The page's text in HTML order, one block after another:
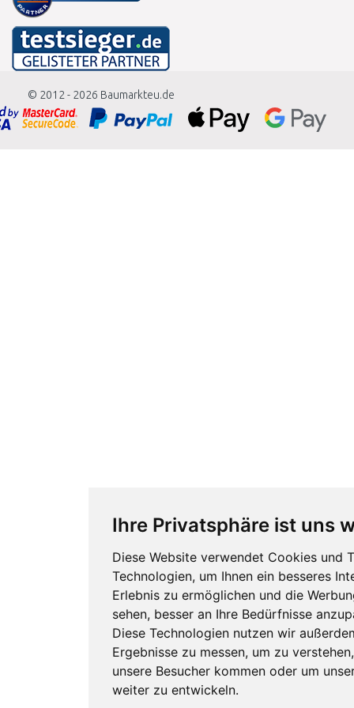
Ihre Privatsphäre ist uns
Diese Website verwendet Cookies und
Technologien, um Ihnen ein besseres
Erlebnis zu ermöglichen und die
sehen, besser an Ihre Bedürfnisse
Diese Technologien nutzen wir
Ergebnisse zu messen, um zu
unsere Besucher kommen oder um
weiter zu entwickeln.
© 2012 - 2026 Baumarkteu.de